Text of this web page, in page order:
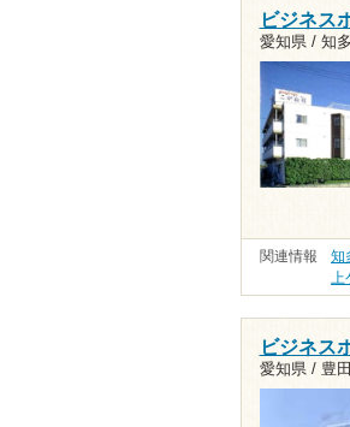
ビジネス
愛知県 / 知
関連情報 知
上
ビジネス
愛知県 / 豊